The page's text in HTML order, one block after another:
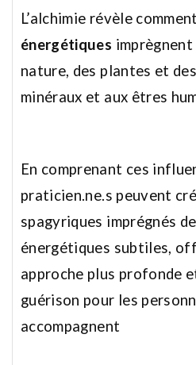
L’alchimie révèle comment
énergétiques imprègnent
nature, des plantes et
minéraux et aux êtres
En comprenant ces
praticien.ne.s peuvent
spagyriques imprégnés
énergétiques subtiles,
approche plus profonde
guérison pour les
accompagnent